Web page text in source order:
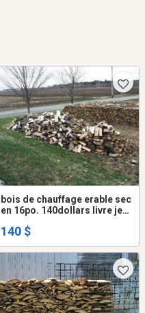
bois de chauffage erable sec
en 16po. 140dollars livre je
Blandford et je livre dans un
rayon de 40 kilometresde-
Blandford
140 $